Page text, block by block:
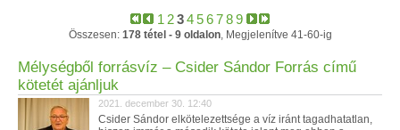
1 23456789
Összesen: 178 tétel - 9 oldalon, Megjelenítve 41-60-ig
Mélységből forrásvíz – Csider Sándor Forrás című
kötetét ajánljuk
2021. december 30. 12:40
Csider Sándor elkötelezettsége a víz iránt tagadhatatlan,